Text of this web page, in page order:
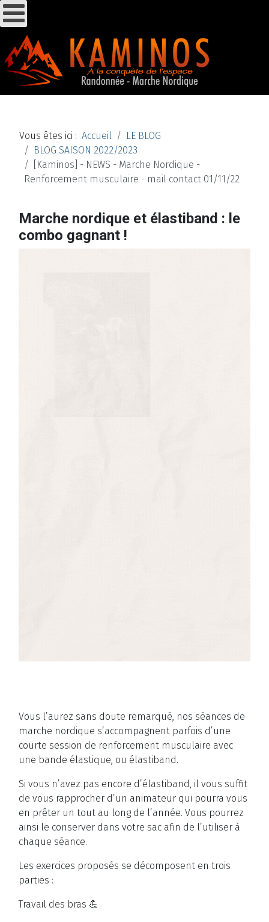
Vous êtes ici : Accueil
LE BLOG
BLOG SAISON 2022/2023
[Kaminos] - NEWS - Marche Nordique -
Renforcement musculaire - mail contact 01/11/22
Marche nordique et élastiband : le
combo gagnant !
Vous l’aurez sans doute remarqué, nos séances de
marche nordique s’accompagnent parfois d’une
courte session de renforcement musculaire avec
une bande élastique, ou élastiband.
Si vous n’avez pas encore d’élastiband, il vous suffit
de vous rapprocher d’un animateur qui pourra vous
en prêter un tout au long de l’année. Vous pourrez
ainsi le conserver dans votre sac afin de l’utiliser à
chaque séance.
Les exercices proposés se décomposent en trois
parties :
Travail des bras 💪